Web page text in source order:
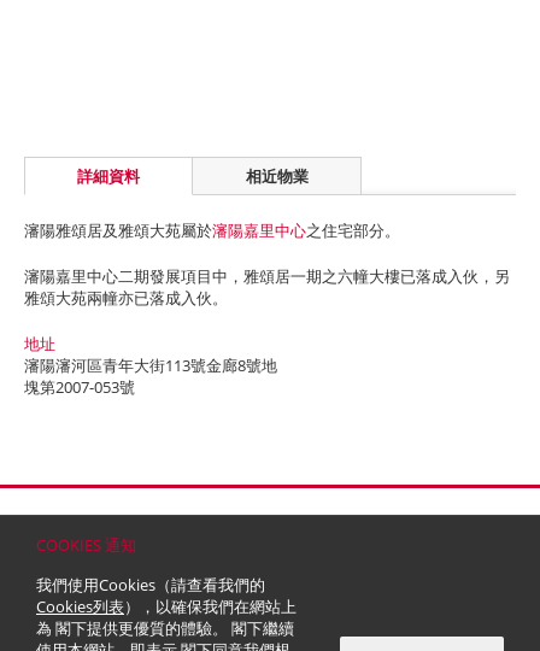
COOKIES 通知
我們使用Cookies（請查看我們的
Cookies列表），以確保我們在網站上
為 閣下提供更優質的體驗。 閣下繼續
詳細資料 相近物業
瀋陽雅頌居及雅頌大苑屬於瀋陽嘉里中心之住宅部分。
瀋陽嘉里中心二期發展項目中，雅頌居一期之六幢大樓已落成入伙，另
雅頌大苑兩幢亦已落成入伙。
地址
瀋陽瀋河區青年大街113號金廊8號地
塊第2007-053號
© 2026 嘉里建設有限公司 (於百慕達註冊成立之有限公司)